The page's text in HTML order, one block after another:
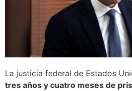
La justicia federal de Estados
tres años y cuatro meses de